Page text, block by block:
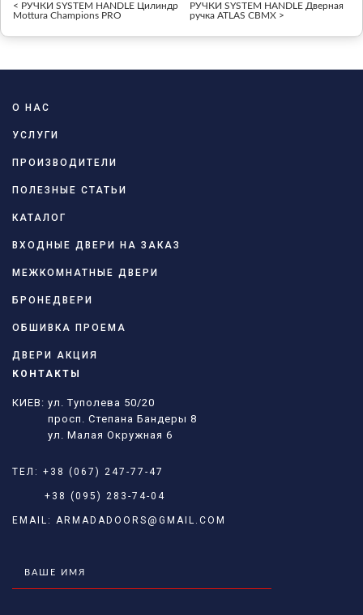
< РУЧКИ SYSTEM HANDLE Цилиндр
Mottura Champions PRO
РУЧКИ SYSTEM HANDLE Дверная
ручка ATLAS CBMX >
О НАС
УСЛУГИ
ПРОИЗВОДИТЕЛИ
ПОЛЕЗНЫЕ СТАТЬИ
КАТАЛОГ
ВХОДНЫЕ ДВЕРИ НА ЗАКАЗ
МЕЖКОМНАТНЫЕ ДВЕРИ
БРОНЕДВЕРИ
ОБШИВКА ПРОЕМА
ДВЕРИ АКЦИЯ
КОНТАКТЫ
КИЕВ: ул. Туполева 50/20
просп. Степана Бандеры 8
ул. Малая Окружная 6
ТЕЛ: +38 (067) 247-77-47
+38 (095) 283-74-04
EMAIL: ARMADADOORS@GMAIL.COM